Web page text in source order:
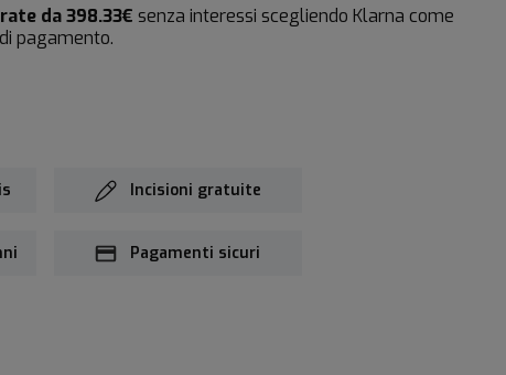
da 398.33€ senza interessi scegliendo Klarna come
pagamento.
Incisioni gratuite
Pagamenti sicuri